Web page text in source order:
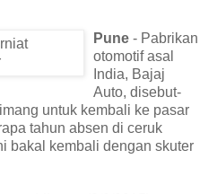
Pune - Pabrikan
otomotif asal
India, Bajaj
Auto, disebut-
untuk kembali ke pasar
tahun absen di ceruk
bakal kembali dengan skuter